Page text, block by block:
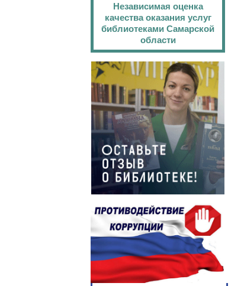
Независимая оценка
качества оказания услуг
библиотеками Самарской
области